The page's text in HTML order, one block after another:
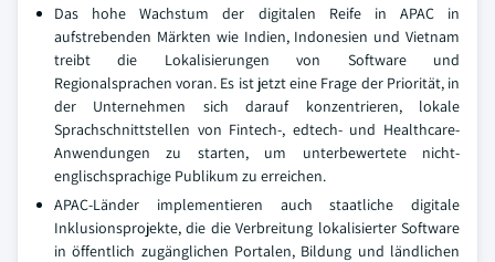
Das hohe Wachstum der digitalen Reife in APAC in
aufstrebenden Märkten wie Indien, Indonesien und Vietnam
treibt die Lokalisierungen von Software und
Regionalsprachen voran. Es ist jetzt eine Frage der Priorität, in
der Unternehmen sich darauf konzentrieren, lokale
Sprachschnittstellen von Fintech-, edtech- und Healthcare-
Anwendungen zu starten, um unterbewertete nicht-
englischsprachige Publikum zu erreichen.
APAC-Länder implementieren auch staatliche digitale
Inklusionsprojekte, die die Verbreitung lokalisierter Software
in öffentlich zugänglichen Portalen, Bildung und ländlichen